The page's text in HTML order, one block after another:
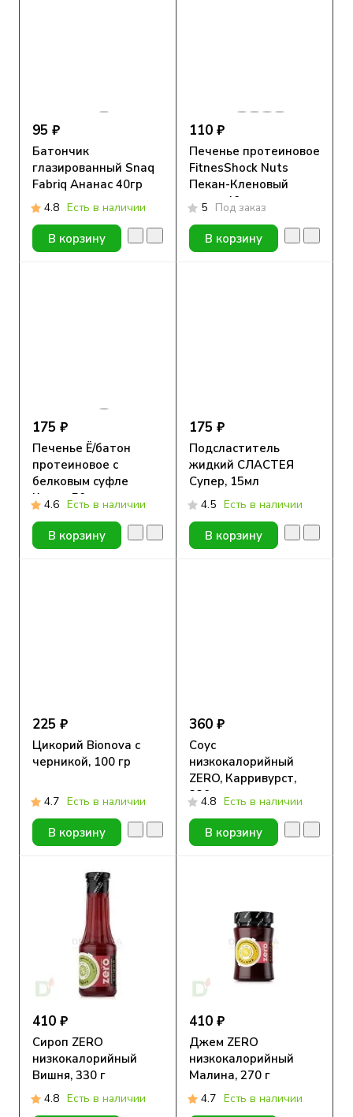
95 ₽
Батончик
глазированный Snaq
Fabriq Ананас 40гр
4.8 Есть в наличии
В корзину
110 ₽
Печенье протеиновое
FitnesShock Nuts
Пекан-Кленовый
сироп 40гр.
5 Под заказ
В корзину
175 ₽
Печенье Ё/батон
протеиновое с
белковым суфле
Кокос, 50г
4.6 Есть в наличии
В корзину
175 ₽
Подсластитель
жидкий СЛАСТЕЯ
Супер, 15мл
4.5 Есть в наличии
В корзину
225 ₽
Цикорий Bionova с
черникой, 100 гр
4.7 Есть в наличии
В корзину
360 ₽
Соус
низкокалорийный
ZERO, Карривурст,
330 мл
4.8 Есть в наличии
В корзину
410 ₽
Сироп ZERO
низкокалорийный
Вишня, 330 г
4.8 Есть в наличии
410 ₽
Джем ZERO
низкокалорийный
Малина, 270 г
4.7 Есть в наличии